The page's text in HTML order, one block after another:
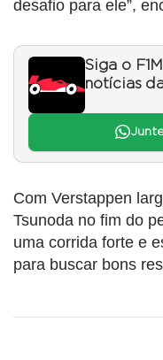
desafio para ele”,
Siga o
notícias
Com Verstappen
Tsunoda no fim do
uma corrida forte e
para buscar bons